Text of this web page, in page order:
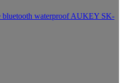
bluetooth waterproof AUKEY SK-